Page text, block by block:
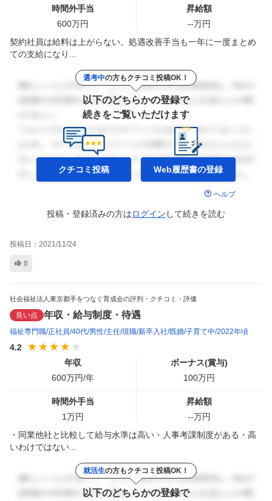
時間外手当
600万円
昇給額
--万円
契約社員は給料は上がらない。処遇改善手当も一年に一度まとめ
ての支給になり...
選考中の方もクチコミ投稿OK！
以下のどちらかの登録で
続きをご覧いただけます
クチコミ投稿 Web履歴書の登録
ヘルプ
投稿・登録済みの方はログイン して続きを読む
投稿日： 2021/11/24
0
社会福祉法人東京都手をつなぐ育成会の評判・クチコミ・評価
良い点 年収・給与制度・待遇
福祉専門職 正社員 40代 男性 主任 現職 新卒入社 既婚 子育て中 2022年頃
4.2
年収
600万円/年
ボーナス(賞与)
100万円
時間外手当
1万円
昇給額
--万円
・同業他社と比較して給与水準は高い・人事考課制度がある・高
いわけではない...
就活生の方もクチコミ投稿OK！
以下のどちらかの登録で